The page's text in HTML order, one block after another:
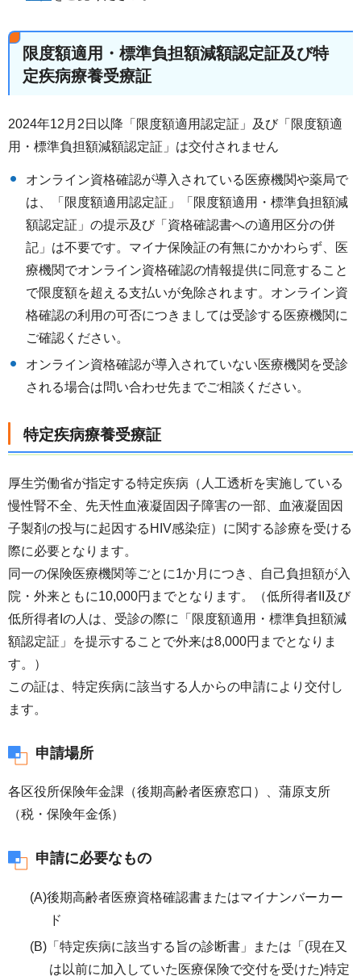
限度額適用・標準負担額減額認定証及び特
定疾病療養受療証
2024年12月2日以降「限度額適用認定証」及び「限度額適
用・標準負担額減額認定証」は交付されません
オンライン資格確認が導入されている医療機関や薬局で
は、「限度額適用認定証」「限度額適用・標準負担額減
額認定証」の提示及び「資格確認書への適用区分の併
記」は不要です。マイナ保険証の有無にかかわらず、医
療機関でオンライン資格確認の情報提供に同意すること
で限度額を超える支払いが免除されます。オンライン資
格確認の利用の可否につきましては受診する医療機関に
ご確認ください。
オンライン資格確認が導入されていない医療機関を受診
される場合は問い合わせ先までご相談ください。
特定疾病療養受療証
厚生労働省が指定する特定疾病（人工透析を実施している
慢性腎不全、先天性血液凝固因子障害の一部、血液凝固因
子製剤の投与に起因するHIV感染症）に関する診療を受ける
際に必要となります。
同一の保険医療機関等ごとに1か月につき、自己負担額が入
院・外来ともに10,000円までとなります。（低所得者II及び
低所得者Iの人は、受診の際に「限度額適用・標準負担額減
額認定証」を提示することで外来は8,000円までとなりま
す。）
この証は、特定疾病に該当する人からの申請により交付し
ます。
申請場所
各区役所保険年金課（後期高齢者医療窓口）、蒲原支所
（税・保険年金係）
申請に必要なもの
(A)後期高齢者医療資格確認書またはマイナンバーカー
ド
(B)「特定疾病に該当する旨の診断書」または「(現在又
は以前に加入していた医療保険で交付を受けた)特定